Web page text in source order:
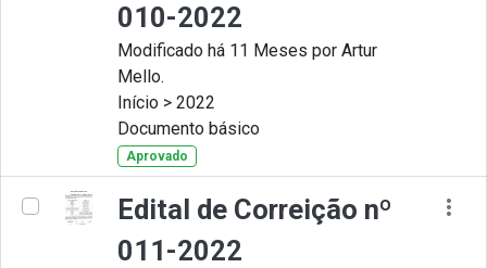
010-2022
Modificado há 11 Meses por Artur
Mello.
Início > 2022
Documento básico
Aprovado
Edital de Correição nº
011-2022